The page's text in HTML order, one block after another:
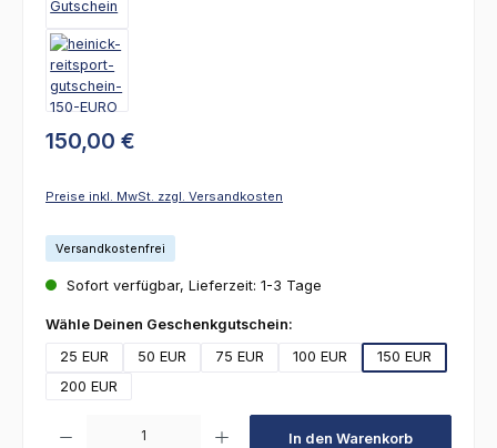
150,00 €
Preise inkl. MwSt. zzgl. Versandkosten
Versandkostenfrei
Sofort verfügbar, Lieferzeit: 1-3 Tage
Wähle Deinen Geschenkgutschein:
25 EUR
50 EUR 75 EUR 100 EUR
150 EUR
200 EUR
In den Warenkorb